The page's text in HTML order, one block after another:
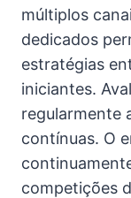
múltiplos
dedicados
estratégias
iniciantes.
regularmente
contínuas. O
competições